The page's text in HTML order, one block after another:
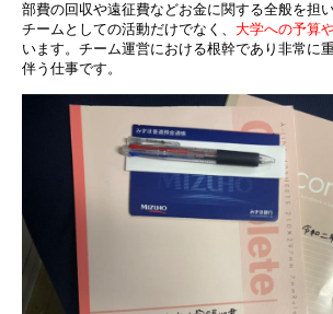
部費の回収や遠征費などお金に関する全般を担
チームとしての活動だけでなく、 大学への予算
います。チーム運営における根幹であり非常に
伴う仕事です。